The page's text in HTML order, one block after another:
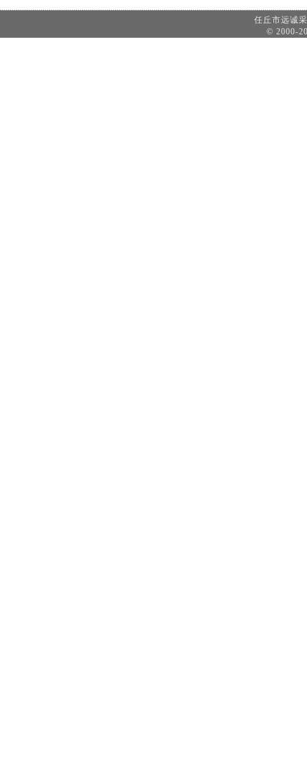
任丘市远
© 2000-